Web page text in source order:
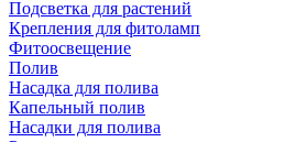
Подсветка для растений
Крепления для фитоламп
Фитоосвещение
Полив
Насадка для полива
Капельный полив
Насадки для полива